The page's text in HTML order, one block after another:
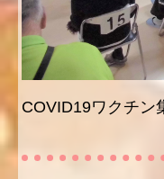
COVID19ワクチン